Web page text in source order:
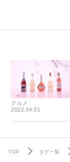
グルメ
2022.04.01
TOP タグ一覧